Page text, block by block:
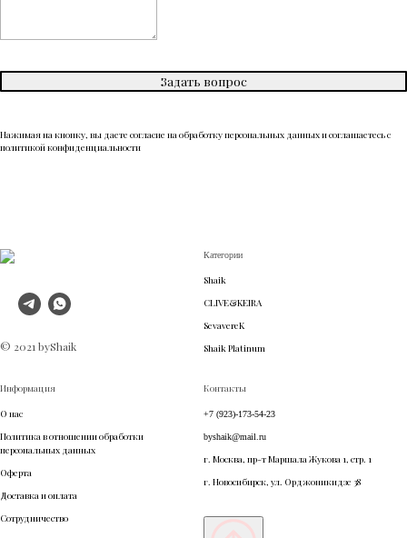
Задать вопрос
Нажимая на кнопку, вы даете согласие на обработку персональных данных и соглашаетесь c
политикой конфиденциальности
© 2021 byShaik
Категории
Shaik
CLIVE&KEIRA
SevavereK
Shaik Platinum
Информация
О нас
Политика в отношении обработки
персональных данных
Оферта
Доставка и оплата
Сотрудничество
Контакты
+7 (923)-173-54-23
byshaik@mail.ru
г. Москва, пр-т Маршала Жукова 1, стр. 1
г. Новосибирск, ул. Орджоникидзе 38